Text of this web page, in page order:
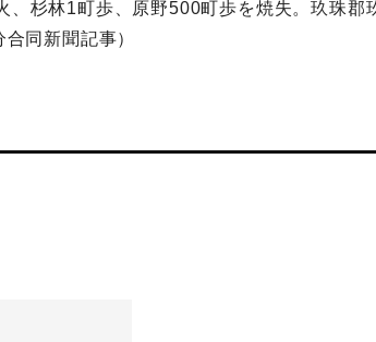
杉林1町歩、原野500町歩を焼失。玖珠
同新聞記事）